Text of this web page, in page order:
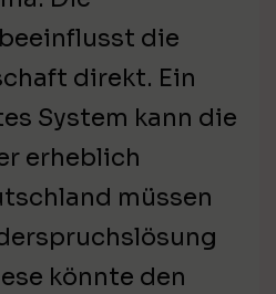
die
direkt. Ein
System kann die
erheblich
müssen
könnte den